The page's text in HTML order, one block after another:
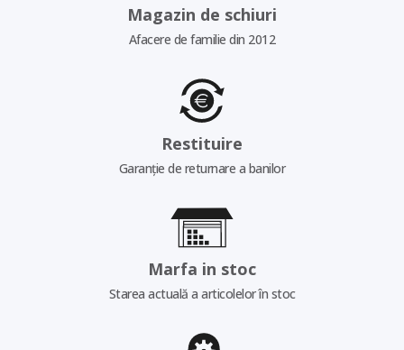
Magazin de schiuri
Afacere de familie din 2012
Restituire
Garanție de returnare a banilor
Marfa in stoc
Starea actuală a articolelor în stoc